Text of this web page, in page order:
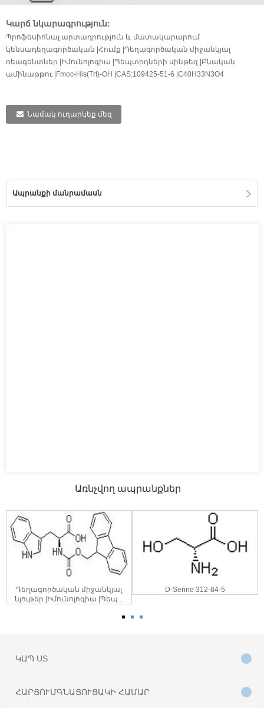
Կարճ նկարագրություն:
Պրոֆեսիոնալ արտադրություն և մատակարարում
կենսադեղագործական |Հումք |Դեղագործական միջանկյալ
ռեագենտներ |Իմունոլոգիա |Պեպտիդների սինթեզ |Բնական
ամինաթթու |Fmoc-His(Trt)-OH |CAS:109425-51-6 |C40H33N3O4
Նամակ ուղարկեք մեզ
Ապրանքի մանրամասն
Առնչվող ապրանքներ
Դեղագործական միջանկյալ
նյութեր |Իմունոլոգիա |Պեպ...
D-Serine 312-84-5
ԿԱՊ US
ՀԱՐՑՈՒՄԳՆԱՑՈՒՑԱԿԻ ՀԱՄԱՐ